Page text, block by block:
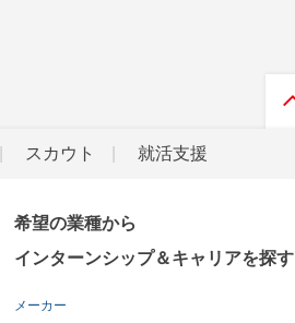
スカウト 就活支援
希望の業種から
インターンシップ＆キャリアを探す
メーカー